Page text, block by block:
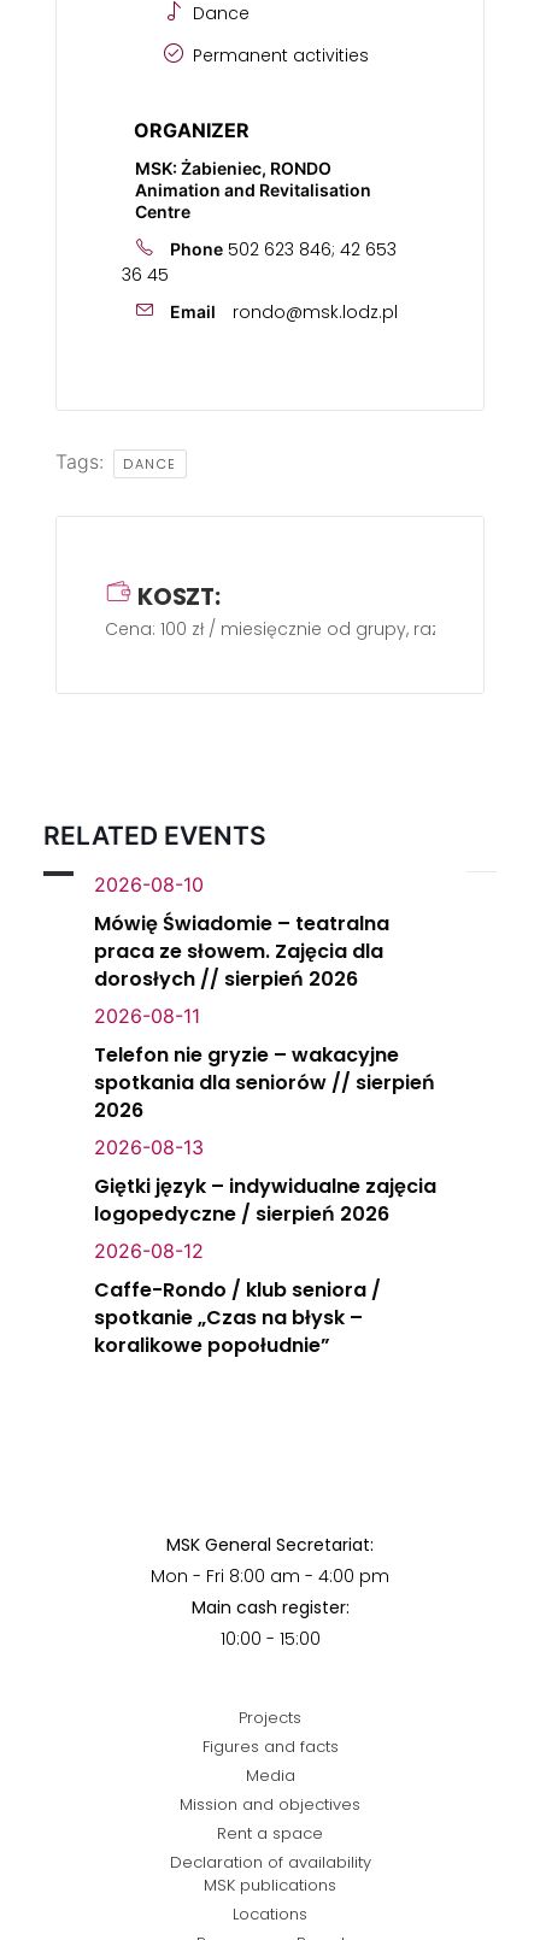
Dance
Permanent activities
ORGANIZER
MSK: Żabieniec, RONDO
Animation and Revitalisation
Centre
Phone 502 623 846; 42 653
36 45
Email rondo@msk.lodz.pl
Tags: DANCE
KOSZT:
Cena: 100 zł / miesięcznie od grupy, raz w
RELATED EVENTS
2026-08-10
Mówię Świadomie – teatralna
praca ze słowem. Zajęcia dla
dorosłych // sierpień 2026
2026-08-11
Telefon nie gryzie – wakacyjne
spotkania dla seniorów // sierpień
2026
2026-08-13
Giętki język – indywidualne zajęcia
logopedyczne / sierpień 2026
2026-08-12
Caffe-Rondo / klub seniora /
spotkanie „Czas na błysk –
koralikowe popołudnie”
MSK General Secretariat:
Mon - Fri 8:00 am - 4:00 pm
Main cash register:
10:00 - 15:00
Projects
Figures and facts
Media
Mission and objectives
Rent a space
Declaration of availability
MSK publications
Locations